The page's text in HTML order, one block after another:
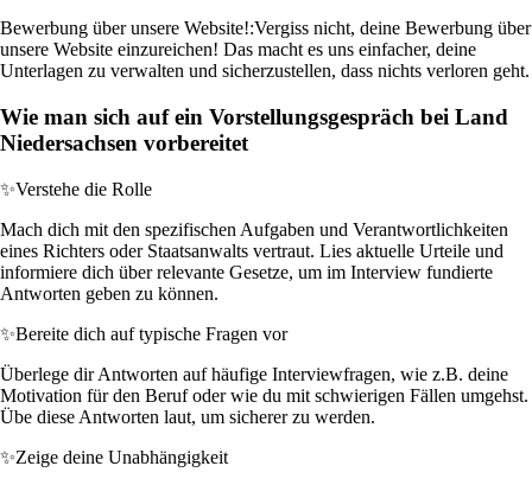
Bewerbung über unsere Website!:Vergiss nicht, deine Bewerbung über
unsere Website einzureichen! Das macht es uns einfacher, deine
Unterlagen zu verwalten und sicherzustellen, dass nichts verloren geht.
Wie man sich auf ein Vorstellungsgespräch bei Land
Niedersachsen vorbereitet
✨Verstehe die Rolle
Mach dich mit den spezifischen Aufgaben und Verantwortlichkeiten
eines Richters oder Staatsanwalts vertraut. Lies aktuelle Urteile und
informiere dich über relevante Gesetze, um im Interview fundierte
Antworten geben zu können.
✨Bereite dich auf typische Fragen vor
Überlege dir Antworten auf häufige Interviewfragen, wie z.B. deine
Motivation für den Beruf oder wie du mit schwierigen Fällen umgehst.
Übe diese Antworten laut, um sicherer zu werden.
✨Zeige deine Unabhängigkeit